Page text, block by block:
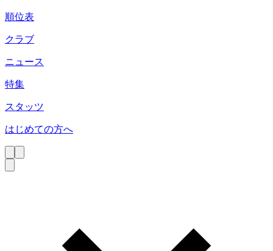
順位表
クラブ
ニュース
特集
スタッツ
はじめての方へ